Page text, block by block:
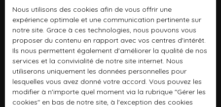
Nous utilisons des cookies afin de vous offrir une
expérience optimale et une communication pertinente sur
notre site. Grace à ces technologies, nous pouvons vous
proposer du contenu en rapport avec vos centres d'intérêt.
Ils nous permettent également d'améliorer la qualité de nos
services et la convivialité de notre site internet. Nous
utiliserons uniquement les données personnelles pour
lesquelles vous avez donné votre accord. Vous pouvez les
modifier à n'importe quel moment via la rubrique ″Gérer les
cookies″ en bas de notre site, à l'exception des cookies